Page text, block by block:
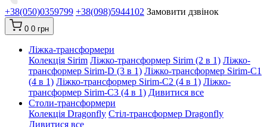
+38(050)0359799 +38(098)5944102 Замовити дзвінок
0 0 грн
Ліжка-трансформери
Колекція Sirim Ліжко-трансформер Sirim (2 в 1) Ліжко-
трансформер Sirim-D (3 в 1) Ліжко-трансформер Sirim-C1
(4 в 1) Ліжко-трансформер Sirim-C2 (4 в 1) Ліжко-
трансформер Sirim-C3 (4 в 1) Дивитися все
Столи-трансформери
Колекція Dragonfly Стіл-трансформер Dragonfly
Дивитися все